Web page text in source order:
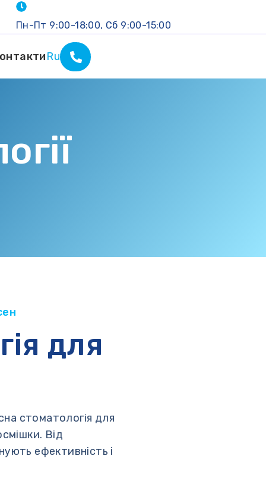
Пн-Пт 9:00-18:00, Сб 9:00-15:00
Ru
для
стоматологія для
Від
ефективність і